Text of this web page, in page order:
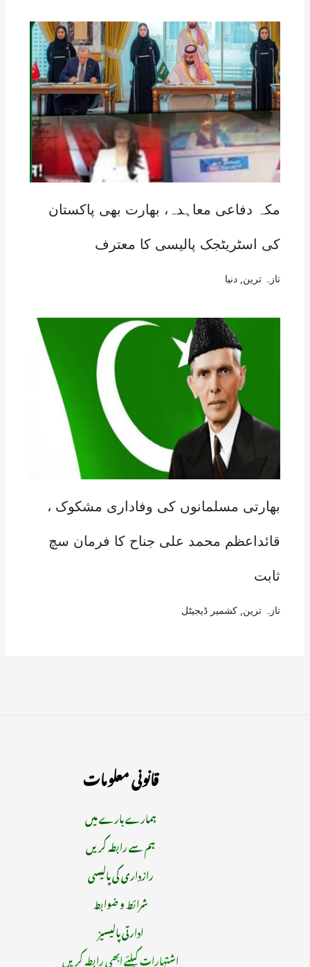
مکہ دفاعی معاہدہ، بھارت بھی پاکستان
کی اسٹریٹجک پالیسی کا معترف
تازہ ترین دنیا
بھارتی مسلمانوں کی وفاداری مشکوک ،
قائداعظم محمد علی جناح کا فرمان سچ
ثابت
تازہ ترین کشمیر ڈیجیٹل
قانونی معلومات
ہمارے بارے میں
ہم سے رابطہ کریں
رازداری کی پالیسی
شرائط و ضوابط
ادارتی پالیسیز
اشتہارات کیلئے ابھی رابطہ کریں